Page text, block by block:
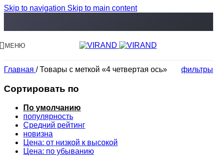
Skip to navigation Skip to main content
МЕНЮ
Главная / Товары с меткой «4 четвертая ось» фильтры
Сортировать по
По умолчанию
популярность
Средний рейтинг
новизна
Цена: от низкой к высокой
Цена: по убыванию